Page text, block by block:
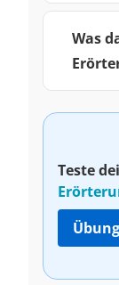
Was
Teste